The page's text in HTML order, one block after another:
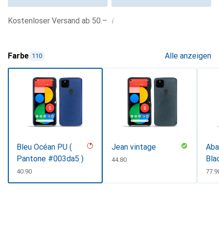
Kostenloser Versand ab 50.– i
Farbe 110 Alle anzeigen
Bleu Océan PU (
Pantone #003da5 )
CHF
40.90
Jean vintage
CHF
44.80
CHF